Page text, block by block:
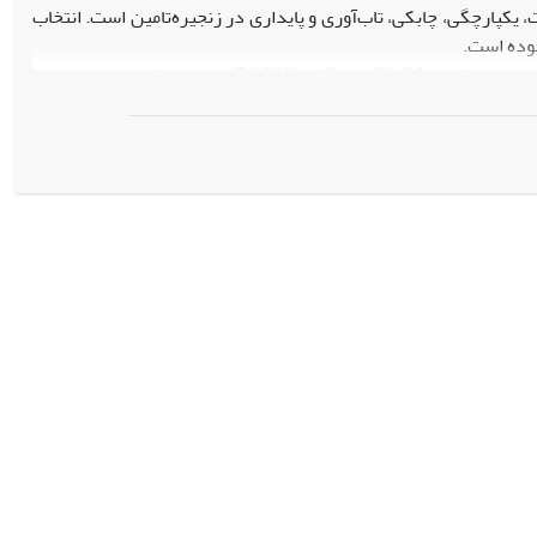
موثر از فناوری‌های صنعت 4.0 برای ارتقای شفافیت، یکپارچگی، چابکی، تاب‌آوری و پایداری در زنجیره‌تامین است. انتخاب
است.
برای بررسی پایداری نتایج، تحلیل حساسیت روی تغییر وزن
است و معیار "یکپارچگی فناوری" بیشترین اهمیت را دارد. همچنین
رتبه‌بندی دارد و نتایج از استحکام مناسبی برخوردارند.